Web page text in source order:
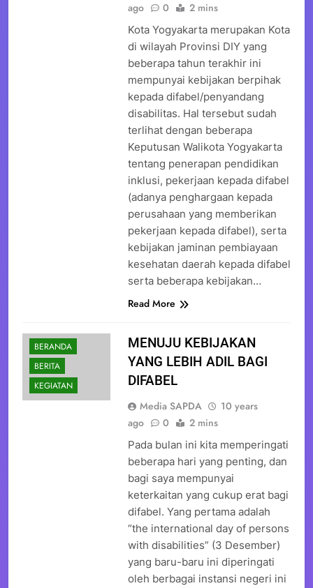
ago
0 2 mins
Kota Yogyakarta merupakan Kota
di wilayah Provinsi DIY yang
beberapa tahun terakhir ini
mempunyai kebijakan berpihak
kepada difabel/penyandang
disabilitas. Hal tersebut sudah
terlihat dengan beberapa
Keputusan Walikota Yogyakarta
tentang penerapan pendidikan
inklusi, pekerjaan kepada difabel
(adanya penghargaan kepada
perusahaan yang memberikan
pekerjaan kepada difabel), serta
kebijakan jaminan pembiayaan
kesehatan daerah kepada difabel
serta beberapa kebijakan…
Read More
BERANDA
BERITA
KEGIATAN
MENUJU KEBIJAKAN
YANG LEBIH ADIL BAGI
DIFABEL
Media SAPDA
10 years
ago
0 2 mins
Pada bulan ini kita memperingati
beberapa hari yang penting, dan
bagi saya mempunyai
keterkaitan yang cukup erat bagi
difabel. Yang pertama adalah
“the international day of persons
with disabilities” (3 Desember)
yang baru-baru ini diperingati
oleh berbagai instansi negeri ini